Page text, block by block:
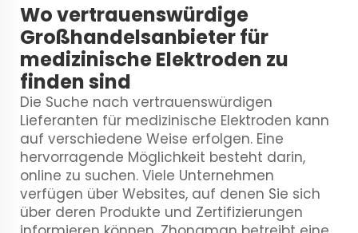
Wo vertrauenswürdige
Großhandelsanbieter für
medizinische Elektroden zu
finden sind
Die Suche nach vertrauenswürdigen
Lieferanten für medizinische Elektroden kann
auf verschiedene Weise erfolgen. Eine
hervorragende Möglichkeit besteht darin,
online zu suchen. Viele Unternehmen
verfügen über Websites, auf denen Sie sich
über deren Produkte und Zertifizierungen